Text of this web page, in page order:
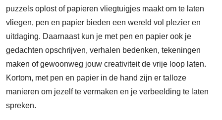
puzzels oplost of papieren vliegtuigjes maakt om te laten
vliegen, pen en papier bieden een wereld vol plezier en
uitdaging. Daarnaast kun je met pen en papier ook je
gedachten opschrijven, verhalen bedenken, tekeningen
maken of gewoonweg jouw creativiteit de vrije loop laten.
Kortom, met pen en papier in de hand zijn er talloze
manieren om jezelf te vermaken en je verbeelding te laten
spreken.